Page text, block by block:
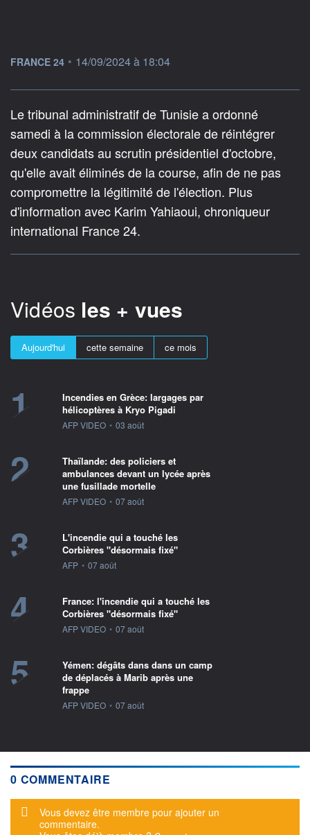
information fournie par
FRANCE 24 • 14/09/2024 à 18:04
Le tribunal administratif de Tunisie a ordonné
samedi à la commission électorale de réintégrer
deux candidats au scrutin présidentiel d'octobre,
qu'elle avait éliminés de la course, afin de ne pas
compromettre la légitimité de l'élection. Plus
d'information avec Karim Yahiaoui, chroniqueur
international France 24.
Vidéos les + vues
Aujourd'hui cette semaine ce mois
1
Incendies en Grèce: largages par
hélicoptères à Kryo Pigadi
information fournie par
AFP VIDEO • 03 août
2
Thaïlande: des policiers et
ambulances devant un lycée après
une fusillade mortelle
information fournie par
AFP VIDEO • 07 août
3
L'incendie qui a touché les
Corbières "désormais fixé"
information fournie par
AFP • 07 août
4
France: l'incendie qui a touché les
Corbières "désormais fixé"
information fournie par
AFP VIDEO • 07 août
5
Yémen: dégâts dans dans un camp
de déplacés à Marib après une
frappe
information fournie par
AFP VIDEO • 07 août
0 COMMENTAIRE
Message d'alerte
Vous devez être membre pour ajouter un
commentaire.